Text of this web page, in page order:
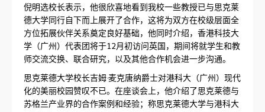
倪明选校长表示，他很欣喜地看到我校一些教授已与思克莱
德大学同行自下而上展开了合作，这将为双方在校级层面全
方位拓展伙伴关系奠定良好基础，他同时介绍，香港科技大
学（广州）代表团将于12月初访问英国，期间将就学生和教
师交流交换、联合研究，以及其他合作机会进一步沟通。
思克莱德大学校长吉姆·麦克唐纳爵士对港科大（广州）现代
化的美丽校园赞叹不已。在座谈会上，他介绍了思克莱德与
苏格兰产业界的合作案例和经验；称思克莱德大学与港科大